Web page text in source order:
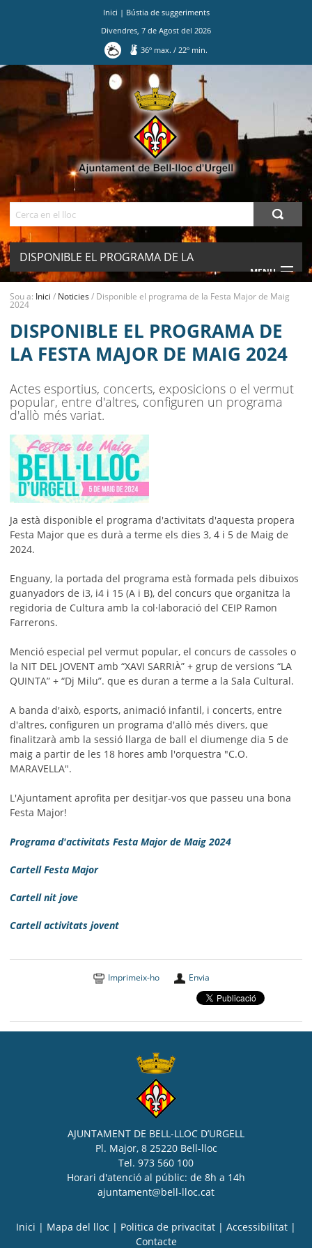
Inici | Bústia de suggeriments
Divendres 7 de Agost del 2026
36º max./ 22º min.
DISPONIBLE EL PROGRAMA DE LA
FESTA MAJOR DE MAIG 2024
MENU
MUNICIPI
BELL-LLOC SOLUCIONA
Sou a: Inici / Noticies/ Disponible el programa de la Festa Major de Maig
2024
DISPONIBLE EL PROGRAMA DE
LA FESTA MAJOR DE MAIG 2024
Actes esportius, concerts, exposicions o el vermut
popular, entre d'altres, configuren un programa
d'allò més variat.
Ja està disponible el programa d'activitats d'aquesta propera
Festa Major que es durà a terme els dies 3, 4 i 5 de Maig de
2024.
Enguany, la portada del programa està formada pels dibuixos
guanyadors de i3, i4 i 15 (A i B), del concurs que organitza la
regidoria de Cultura amb la col·laboració del CEIP Ramon
Farrerons.
Menció especial pel vermut popular, el concurs de cassoles o
la NIT DEL JOVENT amb “XAVI SARRIÀ” + grup de versions “LA
QUINTA” + “Dj Milu”. que es duran a terme a la Sala Cultural.
A banda d'això, esports, animació infantil, i concerts, entre
d'altres, configuren un programa d'allò més divers, que
finalitzarà amb la sessió llarga de ball el diumenge dia 5 de
maig a partir de les 18 hores amb l'orquestra "C.O.
MARAVELLA".
L'Ajuntament aprofita per desitjar-vos que passeu una bona
Festa Major!
Programa d'activitats Festa Major de Maig 2024
Cartell Festa Major
Cartell nit jove
Cartell activitats jovent
Imprimeix-ho Envia
AJUNTAMENT DE BELL-LLOC D’URGELL
Pl. Major, 8 25220 Bell-lloc
Tel. 973 560 100
Horari d'atenció al públic: de 8h a 14h
ajuntament@bell-lloc.cat
Inici | Mapa del lloc | Politica de privacitat | Accessibilitat |
Contacte